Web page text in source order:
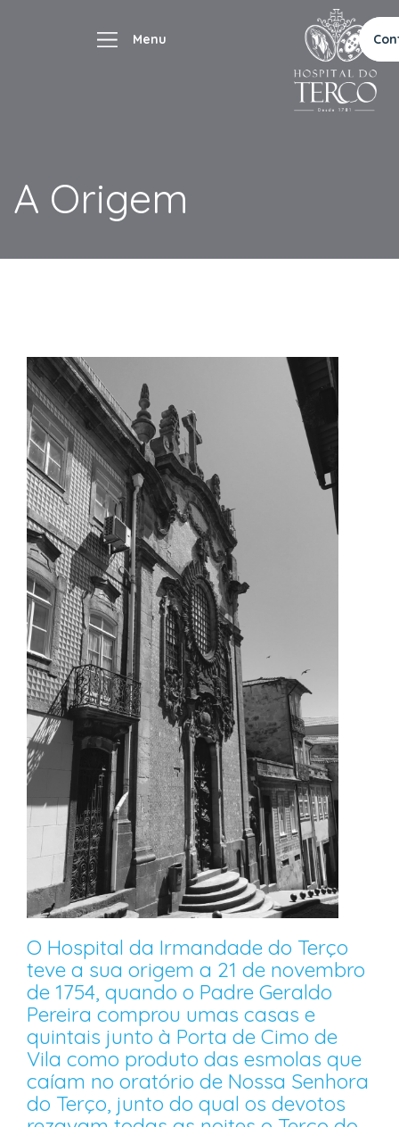
A Origem
O Hospital da Irmandade do Terço
teve a sua origem a 21 de novembro
de 1754, quando o Padre Geraldo
Pereira comprou umas casas e
quintais junto à Porta de Cimo de
Vila como produto das esmolas que
caíam no oratório de Nossa Senhora
do Terço, junto do qual os devotos